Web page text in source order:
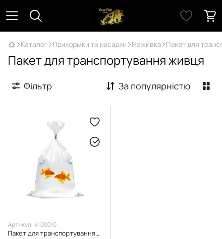
Каталог Прикормки та насадки Наживка Пакет для
Пакет для транспортування живця
Фільтр За популярністю
Артикул: 4100010
Пакет для транспортування живця